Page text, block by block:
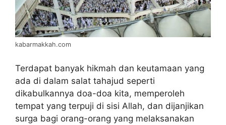
kabarmakkah.com
Terdapat banyak hikmah dan keutamaan yang
ada di dalam salat tahajud seperti
dikabulkannya doa-doa kita, memperoleh
tempat yang terpuji di sisi Allah, dan dijanjikan
surga bagi orang-orang yang melaksanakan